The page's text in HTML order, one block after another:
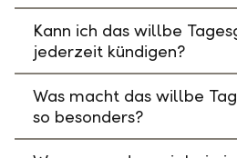
Kann ich das willbe
jederzeit kündigen?
Was macht das willbe
so besonders?